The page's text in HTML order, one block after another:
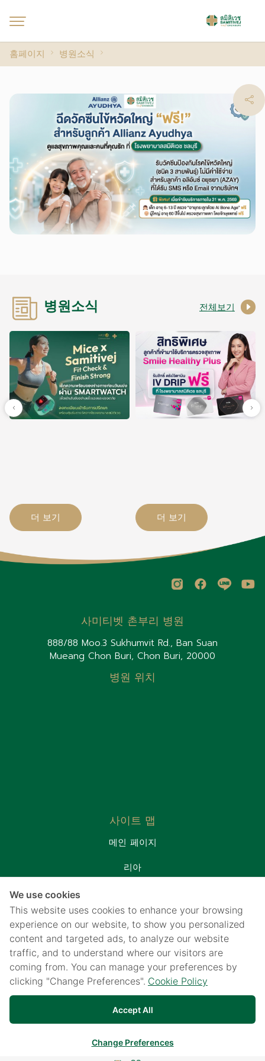
홈페이지 병원소식
병원소식 전체보기
더 보기 더 보기
사미티벳 촌부리 병원
888/88 Moo.3 Sukhumvit Rd., Ban Suan
Mueang Chon Buri, Chon Buri, 20000
병원 위치
사이트 맵
메인 페이지
리아
연락처
웹사이트에 대해
개인 정보 보호 고지
쿠키 정책
개인 정보 보호 고지를 위해 CCTV 사용
We use cookies
This website uses cookies to enhance your browsing
experience on our website, to show you personalized
content and targeted ads, to analyze our website
traffic, and to understand where our visitors are
coming from. You can manage your preferences by
clicking "Change Preferences". Cookie Policy
Accept All
Change Preferences